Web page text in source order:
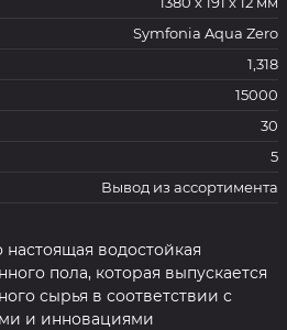
настоящая водостойкая
пола, которая выпускается
сырья в соответствии с
и инновациями
Symfonia Aqua Zero
1,318
15000
30
5
Вывод из ассортимента